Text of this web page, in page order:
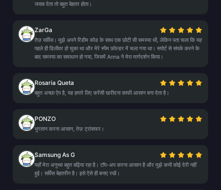
जवाब देता तो बहुत बेहतर होता।
ZarGa
तेज़ सर्विस। मुझे अपने रिडीम कोड के साथ एक छोटी सी समस्या थी, लेकिन पता चला कि यह
पहले ही डिलीवर हो चुका था और मेरे स्पैम फ़ोल्डर में चला गया था। सपोर्ट से संपर्क करने के
बाद समस्या का समाधान हो गया, जिसमें Anna ने मेरा मार्गदर्शन किया।
Rosaria Queta
बहुत अच्छा ऐप है, यह हमारे लिए करेंसी खरीदना काफी आसान बना देता है।
PONZO
भुगतान करना आसान, तेज़ ट्रांसफर।
Samsung As G
यहाँ मेरा अनुभव बहुत बढ़िया रहा है। टॉप-अप करना आसान है और मुझे कभी कोई देरी नहीं
हुई। सर्विस बेहतरीन है। इसे ऐसे ही बनाए रखें।